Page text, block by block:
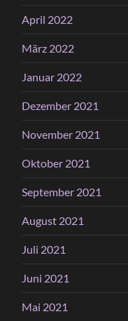
April 2022
März 2022
Januar 2022
Dezember 2021
November 2021
Oktober 2021
September 2021
August 2021
Juli 2021
Juni 2021
Mai 2021